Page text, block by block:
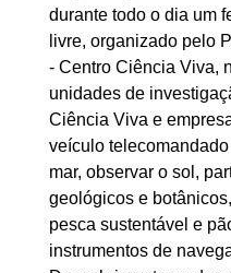
durante todo o dia um
livre, organizado pelo
- Centro Ciência Viva,
unidades de
Ciência Viva e
veículo
mar, observar o sol,
geológicos e
pesca sustentável e
instrumentos de